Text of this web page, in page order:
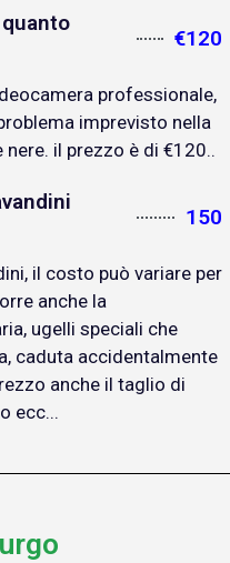
€120
professionale,
imprevisto nella
il prezzo è di €120..
150
il costo può variare per
anche la
ugelli speciali che
caduta accidentalmente
anche il taglio di
ecc...